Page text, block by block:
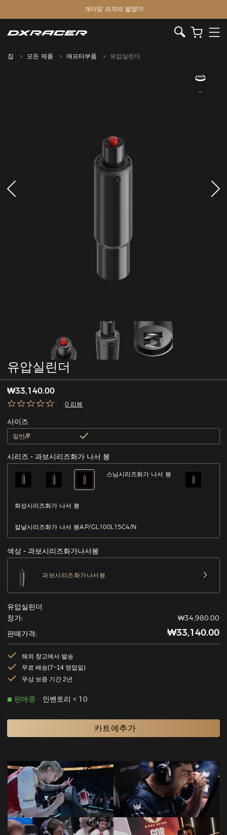
게이밍 의자의 발명가
집 모든 제품 애프터부품 유압실린더
유압실린더
₩33,140.00
0 리뷰
사이즈
일반/F
시리즈 - 과보시리즈화가 나서 봉
스님시리즈화가 나서 봉
화성시리즈화가 나서 봉
칼날시리즈화가 나서 봉AP/GL100L15C4/N
색상 - 과보시리즈화가나서봉
과보시리즈화가나서봉
유압실린더
정가:
₩34,980.00
판매가격:
₩33,140.00
해외 창고에서 발송
무료 배송(7~14 영업일)
무상 보증 기간 2년
판매중 인벤토리 < 10
카트에추가